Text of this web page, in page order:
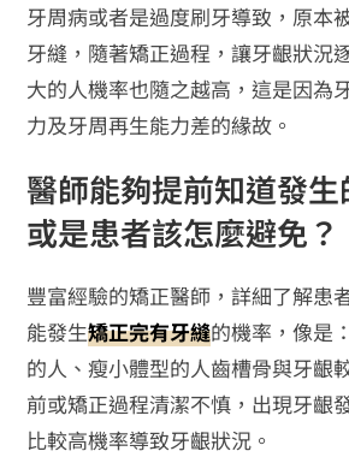
牙周病或者是過度刷牙導致，原本
牙縫，隨著矯正過程，讓牙齦狀況
大的人機率也隨之越高，這是因為
力及牙周再生能力差的緣故。
醫師能夠提前知道發生
或是患者該怎麼避免？
豐富經驗的矯正醫師，詳細了解患
能發生矯正完有牙縫的機率，像是
的人、瘦小體型的人齒槽骨與牙齦
前或矯正過程清潔不慎，出現牙齦
比較高機率導致牙齦狀況。